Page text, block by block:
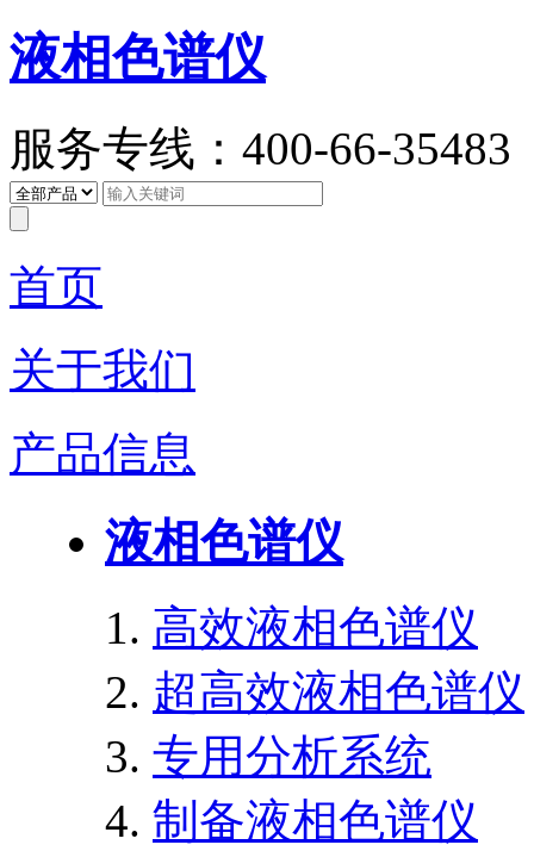
液相色谱仪
服务专线：400-66-35483
首页
关于我们
产品信息
液相色谱仪
高效液相色谱仪
超高效液相色谱仪
专用分析系统
制备液相色谱仪